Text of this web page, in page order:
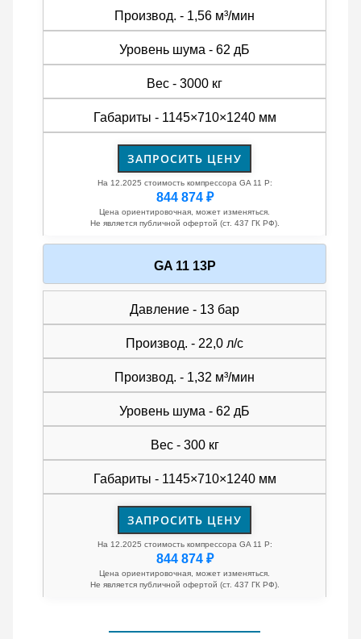
Производ. - 1,56 м³/мин
Уровень шума - 62 дБ
Вес - 3000 кг
Габариты - 1145×710×1240 мм
ЗАПРОСИТЬ ЦЕНУ
На 12.2025 стоимость компрессора GA 11 P:
844 874 ₽
Цена ориентировочная, может изменяться.
Не является публичной офертой (ст. 437 ГК РФ).
GA 11 13P
Давление - 13 бар
Производ. - 22,0 л/с
Производ. - 1,32 м³/мин
Уровень шума - 62 дБ
Вес - 300 кг
Габариты - 1145×710×1240 мм
ЗАПРОСИТЬ ЦЕНУ
На 12.2025 стоимость компрессора GA 11 P:
844 874 ₽
Цена ориентировочная, может изменяться.
Не является публичной офертой (ст. 437 ГК РФ).